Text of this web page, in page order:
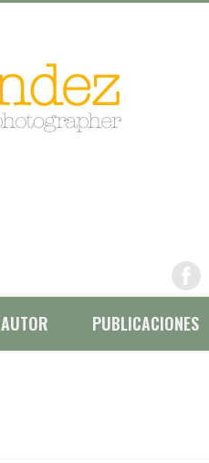
AUTOR PUBLICACIONES